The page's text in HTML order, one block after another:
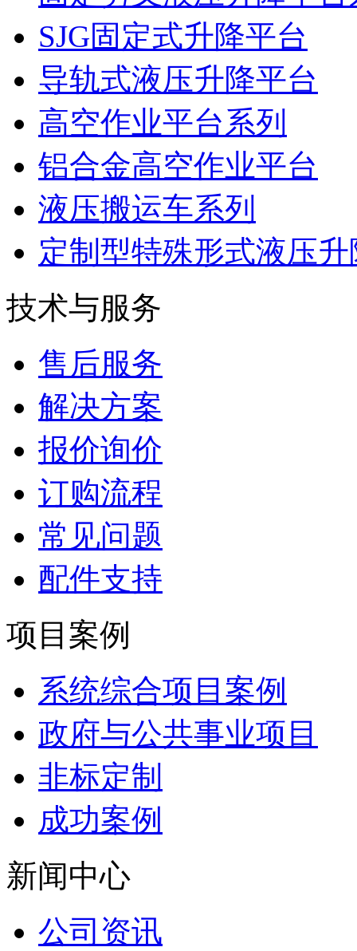
SJG固定式升降平台
导轨式液压升降平台
高空作业平台系列
铝合金高空作业平台
液压搬运车系列
定制型特殊形式液压
技术与服务
售后服务
解决方案
报价询价
订购流程
常见问题
配件支持
项目案例
系统综合项目案例
政府与公共事业项目
非标定制
成功案例
新闻中心
公司资讯